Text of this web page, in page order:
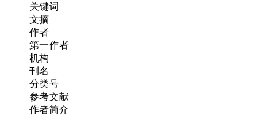
关键词
文摘
作者
第一作者
机构
刊名
分类号
参考文献
作者简介